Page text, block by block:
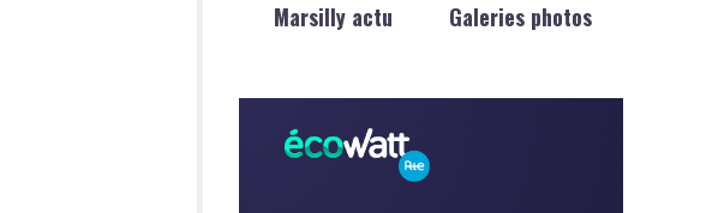
Marsilly actu Galeries photos